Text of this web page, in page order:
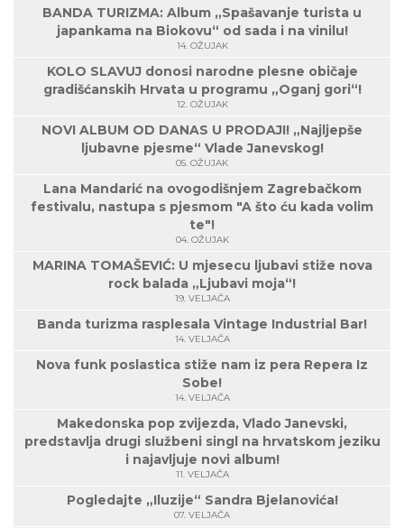
BANDA TURIZMA: Album „Spašavanje turista u
japankama na Biokovu“ od sada i na vinilu!
14. OŽUJAK
KOLO SLAVUJ donosi narodne plesne običaje
gradišćanskih Hrvata u programu „Oganj gori“!
12. OŽUJAK
NOVI ALBUM OD DANAS U PRODAJI! „Najljepše
ljubavne pjesme“ Vlade Janevskog!
05. OŽUJAK
Lana Mandarić na ovogodišnjem Zagrebačkom
festivalu, nastupa s pjesmom "A što ću kada volim
te"!
04. OŽUJAK
MARINA TOMAŠEVIĆ: U mjesecu ljubavi stiže nova
rock balada „Ljubavi moja“!
19. VELJAČA
Banda turizma rasplesala Vintage Industrial Bar!
14. VELJAČA
Nova funk poslastica stiže nam iz pera Repera Iz
Sobe!
14. VELJAČA
Makedonska pop zvijezda, Vlado Janevski,
predstavlja drugi službeni singl na hrvatskom jeziku
i najavljuje novi album!
11. VELJAČA
Pogledajte „Iluzije“ Sandra Bjelanovića!
07. VELJAČA